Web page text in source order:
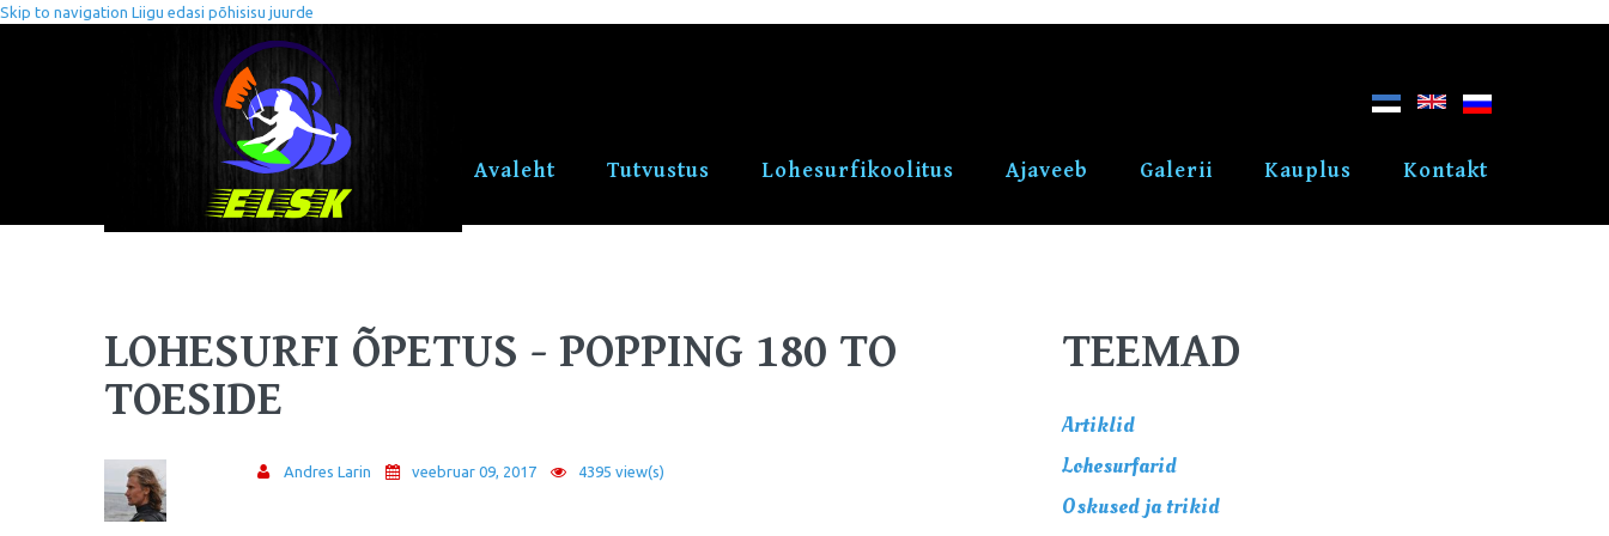
Skip to navigation Liigu edasi põhisisu juurde
Avaleht Tutvustus Lohesurfikoolitus Ajaveeb Galerii Kauplus Kontakt
LOHESURFI ÕPETUS - POPPING 180 TO
TOESIDE
Andres Larin veebruar 09, 2017 4395 view(s)
TEEMAD
Artiklid
Lohesurfarid
Oskused ja trikid